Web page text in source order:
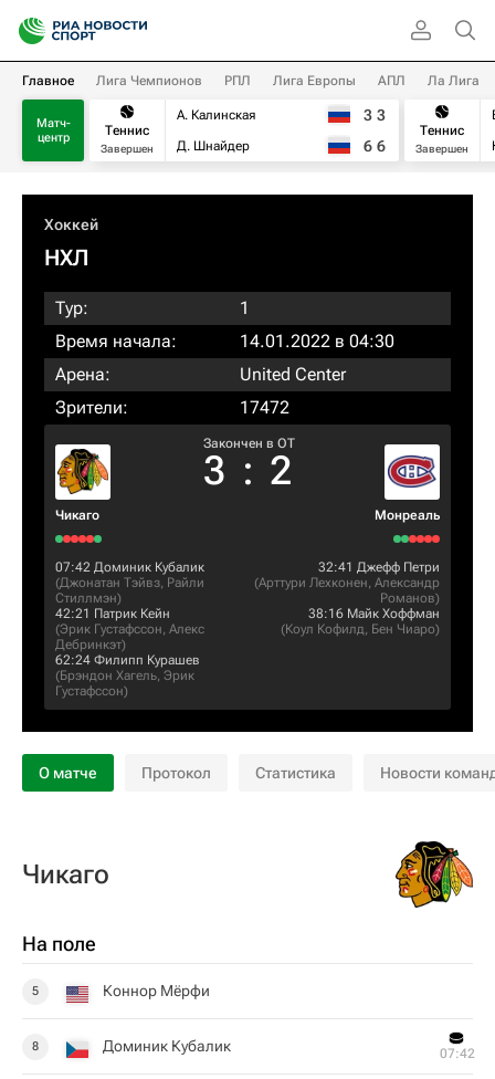
Главное Лига Чемпионов РПЛ Лига Европы АПЛ Ла Лига
Матч-
центр
Теннис
Завершен
А. Калинская
Д. Шнайдер
3 3
6 6
Теннис
Завершен
Хоккей
НХЛ
Тур:
1
Время начала:
14.01.2022 в 04:30
Арена:
United Center
Зрители:
17472
Чикаго
Закончен в OT
3 : 2
Монреаль
07:42 Доминик Кубалик
(Джонатан Тэйвз, Райли
Стиллмэн)
42:21 Патрик Кейн
(Эрик Густафссон, Алекс
Дебринкэт)
62:24 Филипп Курашев
(Брэндон Хагель, Эрик
Густафссон)
32:41 Джефф Петри
(Арттури Лехконен, Александр
Романов)
38:16 Майк Хоффман
(Коул Кофилд, Бен Чиаро)
О матче Протокол Статистика Новости
Чикаго
На поле
5 Коннор Мёрфи
8 Доминик Кубалик 07:42